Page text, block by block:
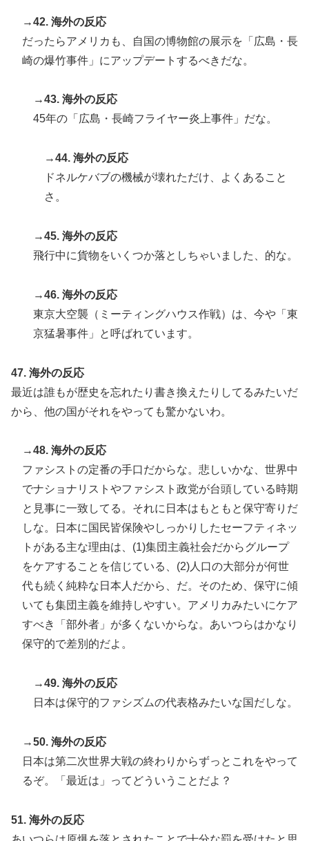
→42. 海外の反応
だったらアメリカも、自国の博物館の展示を「広島・長
崎の爆竹事件」にアップデートするべきだな。
→43. 海外の反応
45年の「広島・長崎フライヤー炎上事件」だな。
→44. 海外の反応
ドネルケバブの機械が壊れただけ、よくあること
さ。
→45. 海外の反応
飛行中に貨物をいくつか落としちゃいました、的な。
→46. 海外の反応
東京大空襲（ミーティングハウス作戦）は、今や「東
京猛暑事件」と呼ばれています。
47. 海外の反応
最近は誰もが歴史を忘れたり書き換えたりしてるみたいだ
から、他の国がそれをやっても驚かないわ。
→48. 海外の反応
ファシストの定番の手口だからな。悲しいかな、世界中
でナショナリストやファシスト政党が台頭している時期
と見事に一致してる。それに日本はもともと保守寄りだ
しな。日本に国民皆保険やしっかりしたセーフティネッ
トがある主な理由は、(1)集団主義社会だからグループ
をケアすることを信じている、(2)人口の大部分が何世
代も続く純粋な日本人だから、だ。そのため、保守に傾
いても集団主義を維持しやすい。アメリカみたいにケア
すべき「部外者」が多くないからな。あいつらはかなり
保守的で差別的だよ。
→49. 海外の反応
日本は保守的ファシズムの代表格みたいな国だしな。
→50. 海外の反応
日本は第二次世界大戦の終わりからずっとこれをやって
るぞ。「最近は」ってどういうことだよ？
51. 海外の反応